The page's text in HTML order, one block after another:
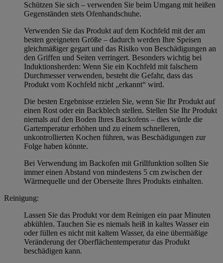
Schützen Sie sich – verwenden Sie beim Umgang mit heißen
Gegenständen stets Ofenhandschuhe.
Verwenden Sie das Produkt auf dem Kochfeld mit der am
besten geeigneten Größe – dadurch werden Ihre Speisen
gleichmäßiger gegart und das Risiko von Beschädigungen an
den Griffen und Seiten verringert. Besonders wichtig bei
Induktionsherden: Wenn Sie ein Kochfeld mit falschem
Durchmesser verwenden, besteht die Gefahr, dass das
Produkt vom Kochfeld nicht „erkannt“ wird.
Die besten Ergebnisse erzielen Sie, wenn Sie Ihr Produkt auf
einen Rost oder ein Backblech stellen. Stellen Sie Ihr Produkt
niemals auf den Boden Ihres Backofens – dies würde die
Gartemperatur erhöhen und zu einem schnelleren,
unkontrollierten Kochen führen, was Beschädigungen zur
Folge haben könnte.
Bei Verwendung im Backofen mit Grillfunktion sollten Sie
immer einen Abstand von mindestens 5 cm zwischen der
Wärmequelle und der Oberseite Ihres Produkts einhalten.
Reinigung:
Lassen Sie das Produkt vor dem Reinigen ein paar Minuten
abkühlen. Tauchen Sie es niemals heiß in kaltes Wasser ein
oder füllen es nicht mit kaltem Wasser, da eine übermäßige
Veränderung der Oberflächentemperatur das Produkt
beschädigen kann.